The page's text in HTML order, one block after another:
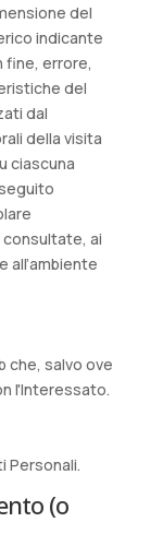
del
indicante
fine, errore,
del
dal
della visita
ciascuna
ai
all’ambiente
che, salvo ove
l'Interessato.
Personali.
(o